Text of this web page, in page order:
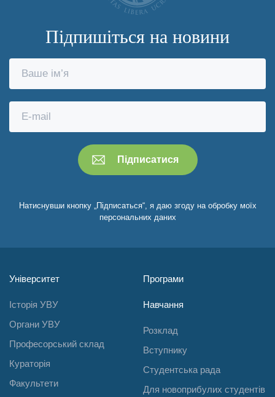
Підпишіться на новини
Натиснувши кнопку „Підписаться“, я даю згоду на обробку моїх
персональних даних
Університет
Історія УВУ
Органи УВУ
Професорський склад
Кураторія
Факультети
Програми
Навчання
Розклад
Вступнику
Студентська рада
Для новоприбулих студентів